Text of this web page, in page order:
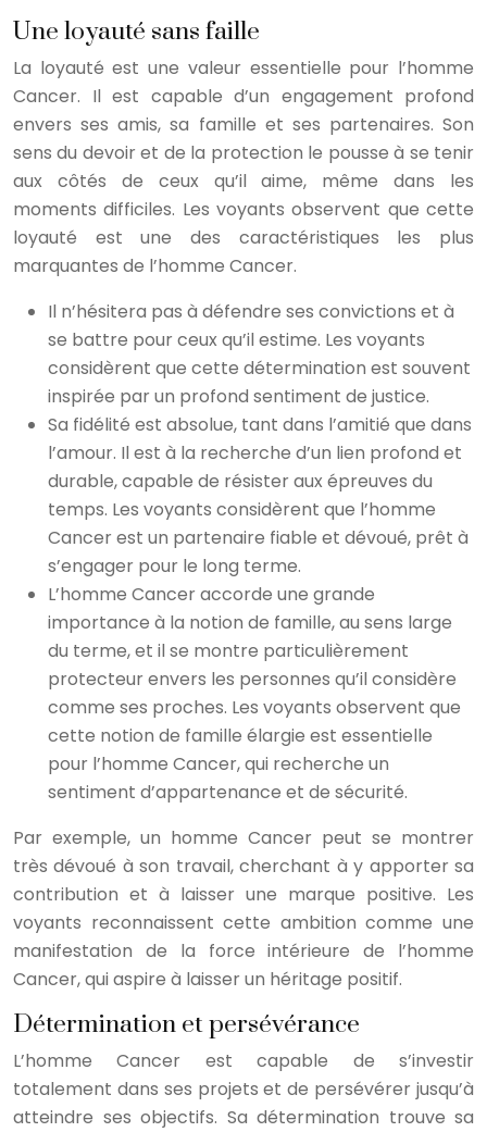
Une loyauté sans faille
La loyauté est une valeur essentielle pour l’homme
Cancer. Il est capable d’un engagement profond
envers ses amis, sa famille et ses partenaires. Son
sens du devoir et de la protection le pousse à se tenir
aux côtés de ceux qu’il aime, même dans les
moments difficiles. Les voyants observent que cette
loyauté est une des caractéristiques les plus
marquantes de l’homme Cancer.
Il n’hésitera pas à défendre ses convictions et à
se battre pour ceux qu’il estime. Les voyants
considèrent que cette détermination est souvent
inspirée par un profond sentiment de justice.
Sa fidélité est absolue, tant dans l’amitié que dans
l’amour. Il est à la recherche d’un lien profond et
durable, capable de résister aux épreuves du
temps. Les voyants considèrent que l’homme
Cancer est un partenaire fiable et dévoué, prêt à
s’engager pour le long terme.
L’homme Cancer accorde une grande
importance à la notion de famille, au sens large
du terme, et il se montre particulièrement
protecteur envers les personnes qu’il considère
comme ses proches. Les voyants observent que
cette notion de famille élargie est essentielle
pour l’homme Cancer, qui recherche un
sentiment d’appartenance et de sécurité.
Par exemple, un homme Cancer peut se montrer
très dévoué à son travail, cherchant à y apporter sa
contribution et à laisser une marque positive. Les
voyants reconnaissent cette ambition comme une
manifestation de la force intérieure de l’homme
Cancer, qui aspire à laisser un héritage positif.
Détermination et persévérance
L’homme Cancer est capable de s’investir
totalement dans ses projets et de persévérer jusqu’à
atteindre ses objectifs. Sa détermination trouve sa